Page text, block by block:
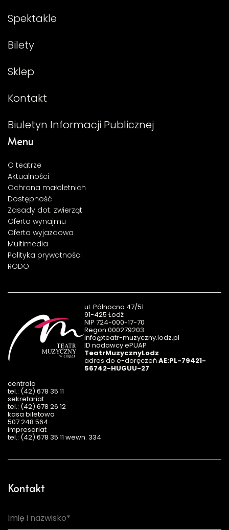
Spektakle
Bilety
Sklep
Kontakt
Biuletyn Informacji Publicznej
Menu
O teatrze
Aktualności
Ochrona małoletnich
Dostępność
Zasady dot. zwierząt
Oferta wynajmu
Oferta wyjazdowa
Multimedia
Polityka prywatności
RODO
ul. Północna 47/51
91-425 Łodź
NIP 724-000-17-70
Regon 000279203
info@teatr-muzyczny.lodz.pl
ID nadawcy ePUAP
TeatrMuzycznyLodz
adres do e-doręczeńAE:PL-79421-
56742-HUGUU-27
centrala
tel.: (42) 678 35 11
sekretariat
tel.: (42) 678 26 12
kasa biletowa
507 248 564
impresariat
tel.: (42) 678 35 11 wewn. 334
Kontakt